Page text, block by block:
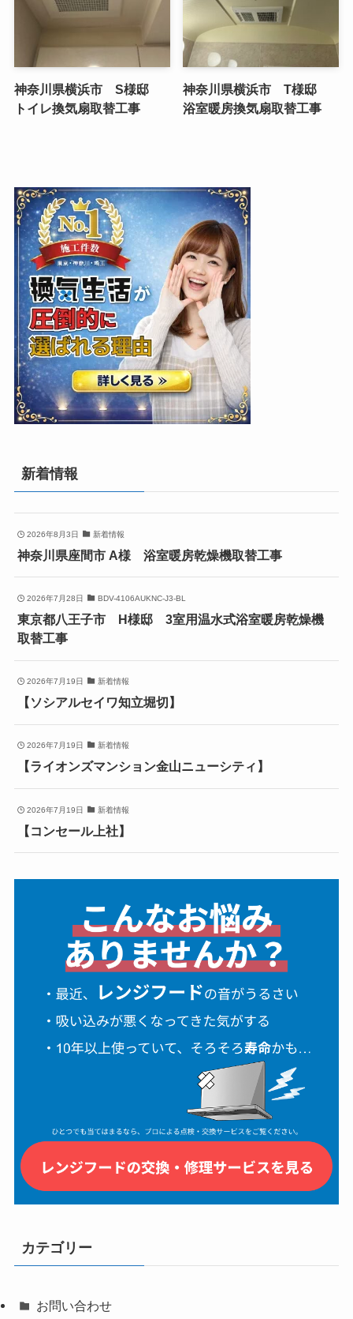
神奈川県横浜市 S様邸
トイレ換気扇取替工事
神奈川県横浜市 T様邸
浴室暖房換気扇取替工事
新着情報
2026年8月3日 新着情報
神奈川県座間市 A様 浴室暖房乾燥機取替工事
2026年7月28日 BDV-4106AUKNC-J3-BL
東京都八王子市 H様邸 3室用温水式浴室暖房乾燥機
取替工事
2026年7月19日 新着情報
【ソシアルセイワ知立堀切】
2026年7月19日 新着情報
【ライオンズマンション金山ニューシティ】
2026年7月19日 新着情報
【コンセール上社】
カテゴリー
お問い合わせ